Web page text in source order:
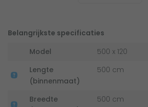
de kleur van je zwembadwater bepaald.
badje om een bommetje in te maken!
is 0,8 mm dik. Met een dikke
lekkages. Daarnaast heeft een
Belangrijkste specificaties
Model
500 x 120
Lengte
(binnenmaat)
500 cm
Breedte
500 cm